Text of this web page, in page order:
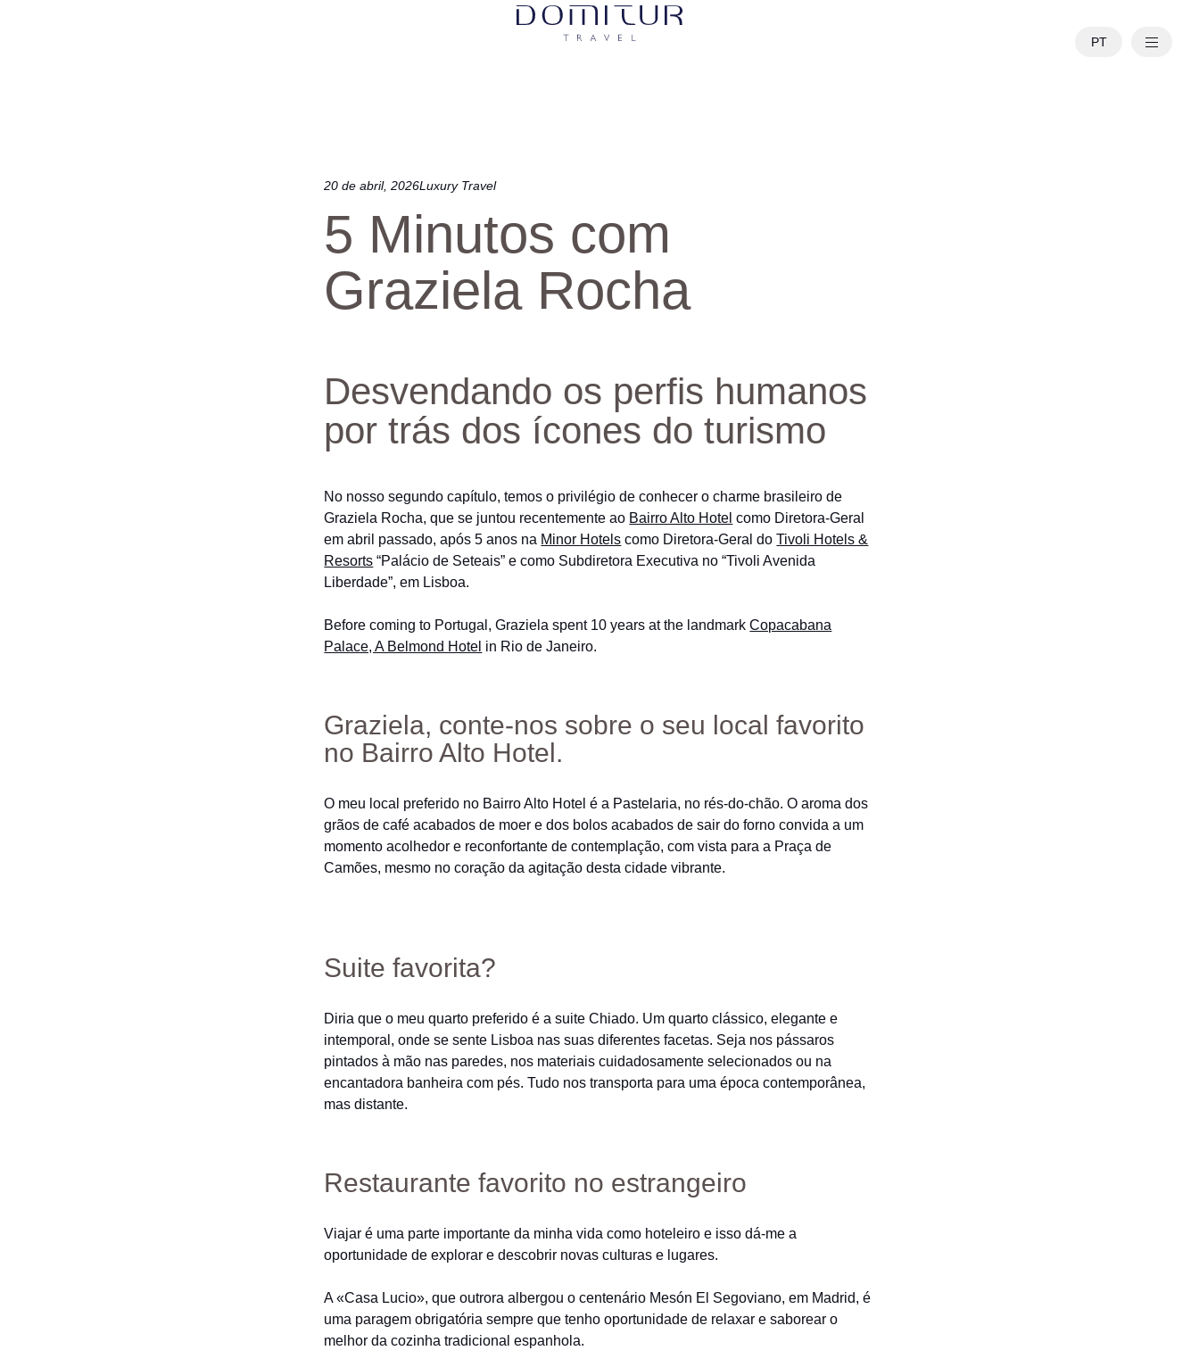
PT
20 de abril, 2026Luxury Travel
5 Minutos com
Graziela Rocha
Desvendando os perfis humanos
por trás dos ícones do turismo
No nosso segundo capítulo, temos o privilégio de conhecer o charme brasileiro de
Graziela Rocha, que se juntou recentemente ao Bairro Alto Hotel como Diretora-Geral
em abril passado, após 5 anos na Minor Hotels como Diretora-Geral doTivoli Hotels &
Resorts “Palácio de Seteais” e como Subdiretora Executiva no “Tivoli Avenida
Liberdade”, em Lisboa.
Before coming to Portugal, Graziela spent 10 years at the landmarkCopacabana
Palace, A Belmond Hotel in Rio de Janeiro.
Graziela, conte-nos sobre o seu local favorito
no Bairro Alto Hotel.
O meu local preferido no Bairro Alto Hotel é a Pastelaria, no rés-do-chão. O aroma dos
grãos de café acabados de moer e dos bolos acabados de sair do forno convida a um
momento acolhedor e reconfortante de contemplação, com vista para a Praça de
Camões, mesmo no coração da agitação desta cidade vibrante.
Suite favorita?
Diria que o meu quarto preferido é a suite Chiado. Um quarto clássico, elegante e
intemporal, onde se sente Lisboa nas suas diferentes facetas. Seja nos pássaros
pintados à mão nas paredes, nos materiais cuidadosamente selecionados ou na
encantadora banheira com pés. Tudo nos transporta para uma época contemporânea,
mas distante.
Restaurante favorito no estrangeiro
Viajar é uma parte importante da minha vida como hoteleiro e isso dá-me a
oportunidade de explorar e descobrir novas culturas e lugares.
A «Casa Lucio», que outrora albergou o centenário Mesón El Segoviano, em Madrid, é
uma paragem obrigatória sempre que tenho oportunidade de relaxar e saborear o
melhor da cozinha tradicional espanhola.